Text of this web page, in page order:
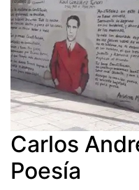
Carlos
Poesía